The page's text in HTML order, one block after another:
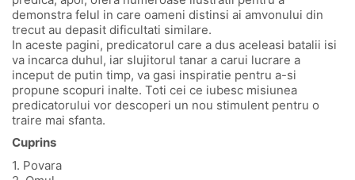
demonstra felul in care oameni distinsi ai amvonului din
trecut au depasit dificultati similare.
In aceste pagini, predicatorul care a dus aceleasi batalii isi
va incarca duhul, iar slujitorul tanar a carui lucrare a
inceput de putin timp, va gasi inspiratie pentru a-si
propune scopuri inalte. Toti cei ce iubesc misiunea
predicatorului vor descoperi un nou stimulent pentru o
traire mai sfanta.
Cuprins
1. Povara